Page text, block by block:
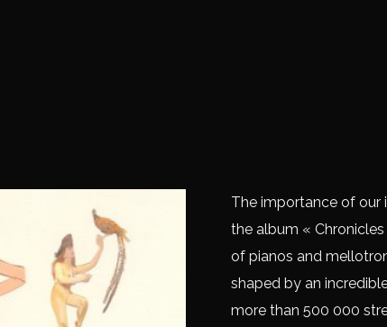
The importance of our
the album «
of pianos and
shaped by an
more than 500 000